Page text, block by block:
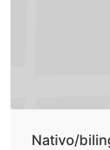
Nativo/